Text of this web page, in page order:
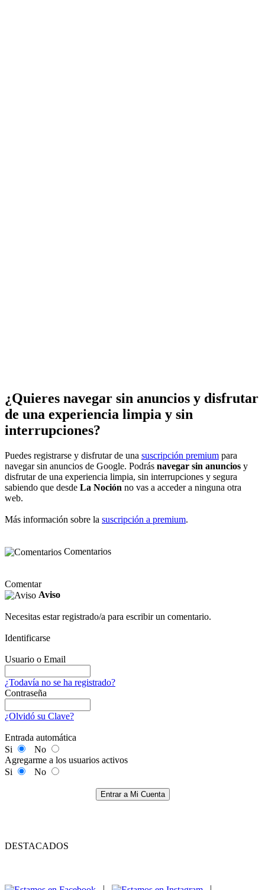
¿Quieres navegar sin anuncios y disfrutar
de una experiencia limpia y sin
interrupciones?
Puedes registrarse y disfrutar de una suscripción premium para
navegar sin anuncios de Google. Podrás navegar sin anuncios y
disfrutar de una experiencia limpia, sin interrupciones y segura
sabiendo que desde La Noción no vas a acceder a ninguna otra
web.
Más información sobre la suscripción a premium.
Comentarios
Comentar
Aviso
Necesitas estar registrado/a para escribir un comentario.
Identificarse
Usuario o Email
¿Todavía no se ha registrado?
Contraseña
¿Olvidó su Clave?
Entrada automática
Si
No
Agregarme a los usuarios activos
Si
No
Entrar a Mi Cuenta
DESTACADOS